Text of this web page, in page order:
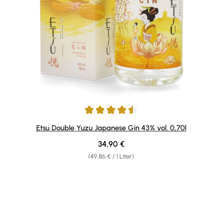
Durchschnittliche Bewertung von 4.57 von 5 Sternen
Etsu Double Yuzu Japanese Gin 43% vol. 0,70l
(49,86 € / 1 Liter)
Regulärer Preis:
34,90 €